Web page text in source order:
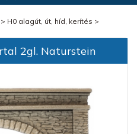
H0 alagút, út, híd, kerítés >
2gl. Naturstein